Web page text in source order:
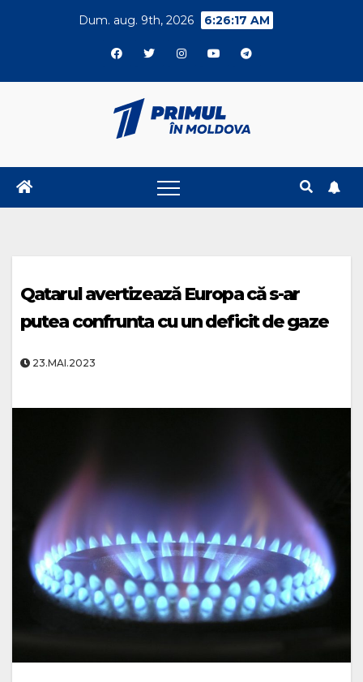
Dum. aug. 9th, 2026 6:26:18 AM
Qatarul avertizează Europa că s-ar
putea confrunta cu un deficit de gaze
23.MAI.2023